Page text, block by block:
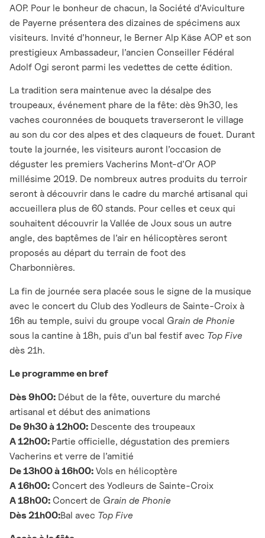
AOP. Pour le bonheur de chacun, la Société d’Aviculture
de Payerne présentera des dizaines de spécimens aux
visiteurs. Invité d’honneur, le Berner Alp Käse AOP et son
prestigieux Ambassadeur, l’ancien Conseiller Fédéral
Adolf Ogi seront parmi les vedettes de cette édition.
La tradition sera maintenue avec la désalpe des
troupeaux, événement phare de la fête: dès 9h30, les
vaches couronnées de bouquets traverseront le village
au son du cor des alpes et des claqueurs de fouet. Durant
toute la journée, les visiteurs auront l’occasion de
déguster les premiers Vacherins Mont-d’Or AOP
millésime 2019. De nombreux autres produits du terroir
seront à découvrir dans le cadre du marché artisanal qui
accueillera plus de 60 stands. Pour celles et ceux qui
souhaitent découvrir la Vallée de Joux sous un autre
angle, des baptêmes de l’air en hélicoptères seront
proposés au départ du terrain de foot des
Charbonnières.
La fin de journée sera placée sous le signe de la musique
avec le concert du Club des Yodleurs de Sainte-Croix à
16h au temple, suivi du groupe vocal Grain de Phonie
sous la cantine à 18h, puis d’un bal festif avec Top Five
dès 21h.
Le programme en bref
Dès 9h00: Début de la fête, ouverture du marché
artisanal et début des animations
De 9h30 à 12h00: Descente des troupeaux
A 12h00: Partie officielle, dégustation des premiers
Vacherins et verre de l’amitié
De 13h00 à 16h00: Vols en hélicoptère
A 16h00: Concert des Yodleurs de Sainte-Croix
A18h00: Concert de Grain de Phonie
Dès 21h00:Bal avec Top Five